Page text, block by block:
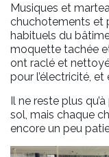
Musiques et
chuchotements et
habituels du
moquette tachée
ont raclé et
pour l’électricité,
Il ne reste plus
sol, mais chaque
encore un peu